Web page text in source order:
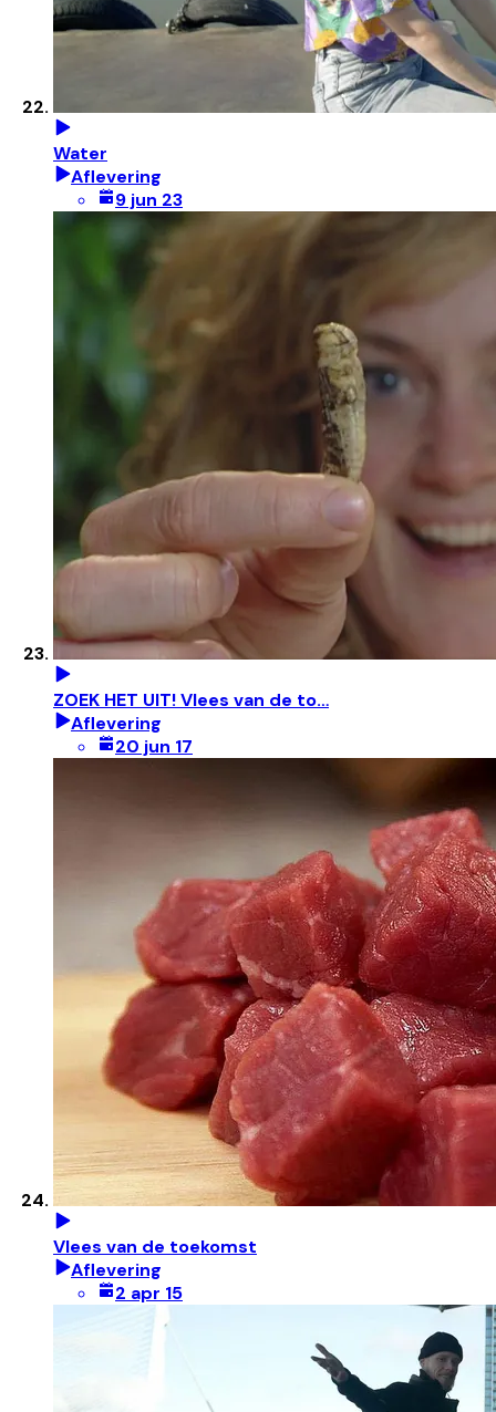
Water
Aflevering
9 jun 23
ZOEK HET UIT! Vlees van de to…
Aflevering
20 jun 17
Vlees van de toekomst
Aflevering
2 apr 15